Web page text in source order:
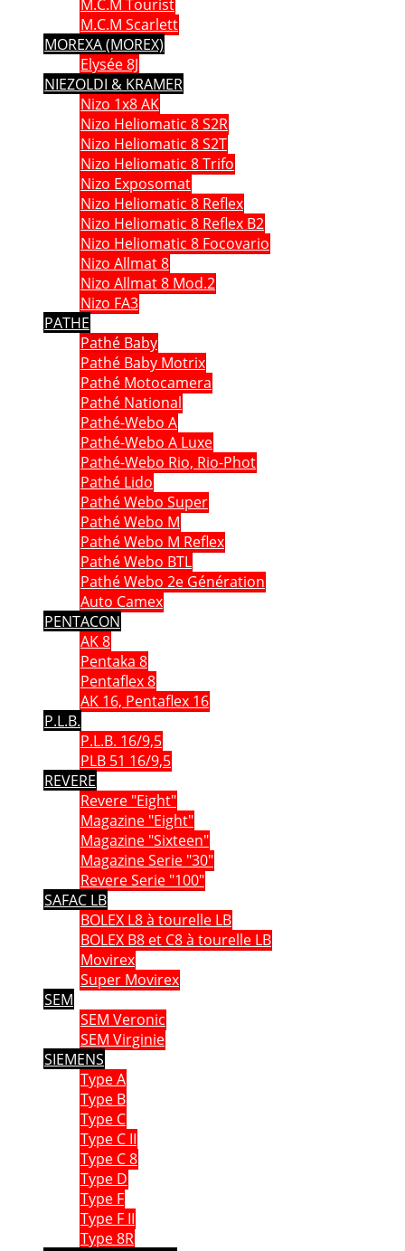
M.C.M Tourist
M.C.M Scarlett
MOREXA (MOREX)
Elysée 8J
NIEZOLDI & KRAMER
Nizo 1x8 AK
Nizo Heliomatic 8 S2R
Nizo Heliomatic 8 S2T
Nizo Heliomatic 8 Trifo
Nizo Exposomat
Nizo Heliomatic 8 Reflex
Nizo Heliomatic 8 Reflex B2
Nizo Heliomatic 8 Focovario
Nizo Allmat 8
Nizo Allmat 8 Mod.2
Nizo FA3
PATHE
Pathé Baby
Pathé Baby Motrix
Pathé Motocamera
Pathé National
Pathé-Webo A
Pathé-Webo A Luxe
Pathé-Webo Rio, Rio-Phot
Pathé Lido
Pathé Webo Super
Pathé Webo M
Pathé Webo M Reflex
Pathé Webo BTL
Pathé Webo 2e Génération
Auto Camex
PENTACON
AK 8
Pentaka 8
Pentaflex 8
AK 16, Pentaflex 16
P.L.B.
P.L.B. 16/9,5
PLB 51 16/9,5
REVERE
Revere "Eight"
Magazine "Eight"
Magazine "Sixteen"
Magazine Serie "30"
Revere Serie "100"
SAFAC LB
BOLEX L8 à tourelle LB
BOLEX B8 et C8 à tourelle LB
Movirex
Super Movirex
SEM
SEM Veronic
SEM Virginie
SIEMENS
Type A
Type B
Type C
Type C II
Type C 8
Type D
Type F
Type F II
Type 8R